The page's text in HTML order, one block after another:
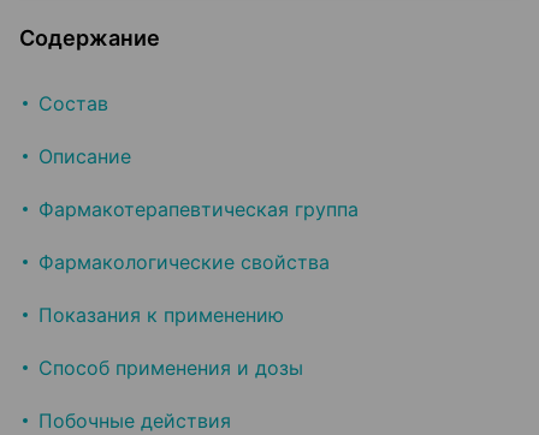
Содержание
Состав
Описание
Фармакотерапевтическая группа
Фармакологические свойства
Показания к применению
Способ применения и дозы
Побочные действия